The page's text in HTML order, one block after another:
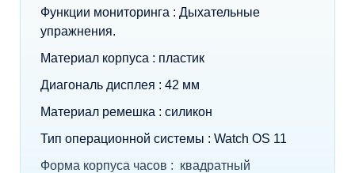
Функции мониторинга : Дыхательные
упражнения.
Материал корпуса : пластик
Диагональ дисплея : 42 мм
Материал ремешка : силикон
Тип операционной системы : Watch OS 11
Форма корпуса часов : квадратный